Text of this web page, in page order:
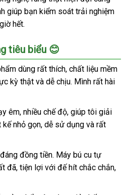
giúp bạn kiểm soát trải nghiệm
hết.
tiêu biểu 😊
dùng rất thích, chất liệu mềm
kỳ thật và dễ chịu. Mình rất hài
êm, nhiều chế độ, giúp tôi giải
nhỏ gọn, dễ sử dụng và rất
đồng tiền. Máy bú cu tự
đã, tiện lợi với đế hít chắc chắn,